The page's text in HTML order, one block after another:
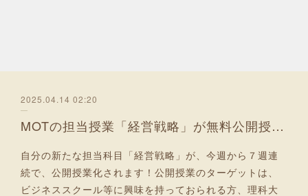
2025.04.14 02:20
MOTの担当授業「経営戦略」が無料公開授業に！
自分の新たな担当科目「経営戦略」が、今週から７週連
続で、公開授業化されます！公開授業のターゲットは、
ビジネススクール等に興味を持っておられる方、理科大